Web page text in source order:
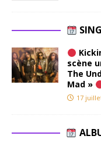
scène
The
Mad »
17